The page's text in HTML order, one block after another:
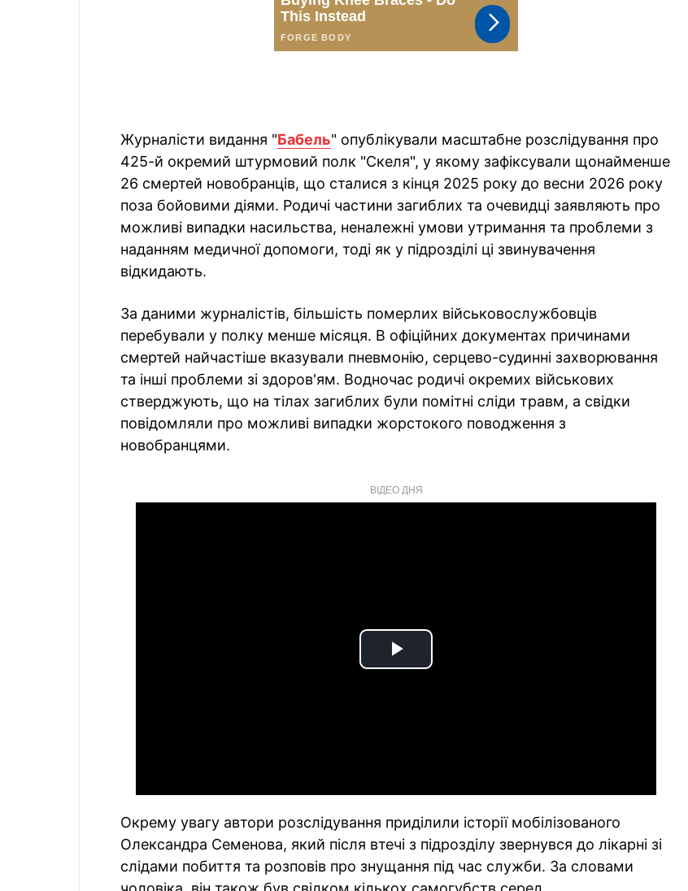
Журналісти видання "Бабель" опублікували масштабне розслідування про
425-й окремий штурмовий полк "Скеля", у якому зафіксували щонайменше
26 смертей новобранців, що сталися з кінця 2025 року до весни 2026 року
поза бойовими діями. Родичі частини загиблих та очевидці заявляють про
можливі випадки насильства, неналежні умови утримання та проблеми з
наданням медичної допомоги, тоді як у підрозділі ці звинувачення
відкидають.
За даними журналістів, більшість померлих військовослужбовців
перебували у полку менше місяця. В офіційних документах причинами
смертей найчастіше вказували пневмонію, серцево-судинні захворювання
та інші проблеми зі здоров'ям. Водночас родичі окремих військових
стверджують, що на тілах загиблих були помітні сліди травм, а свідки
повідомляли про можливі випадки жорстокого поводження з
новобранцями.
ВІДЕО ДНЯ
Play
Окрему увагу автори розслідування приділили історії мобілізованого
Олександра Семенова, який після втечі з підрозділу звернувся до лікарні зі
слідами побиття та розповів про знущання під час служби. За словами